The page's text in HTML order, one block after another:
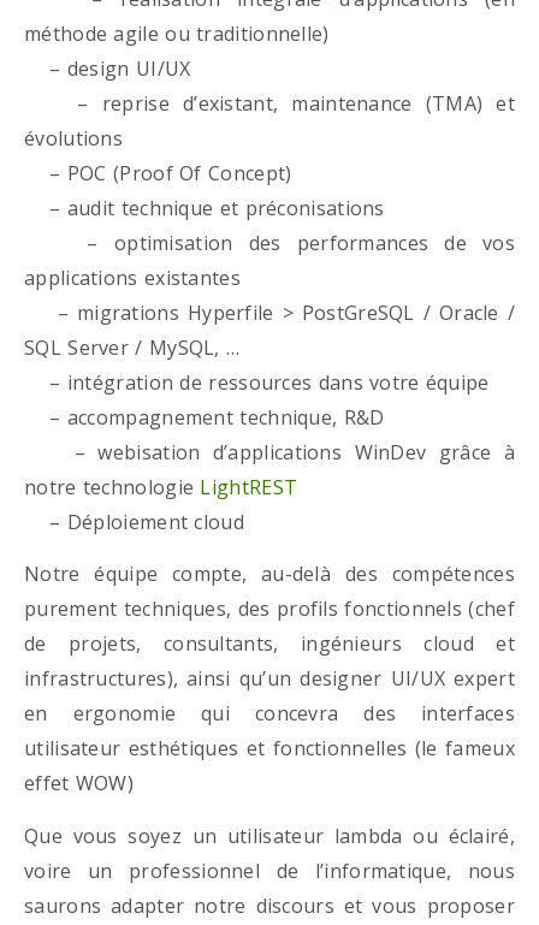
méthode agile ou traditionnelle)
– design UI/UX
– reprise d’existant, maintenance (TMA) et
évolutions
– POC (Proof Of Concept)
– audit technique et préconisations
– optimisation des performances de vos
applications existantes
– migrations Hyperfile > PostGreSQL / Oracle /
SQL Server / MySQL, …
– intégration de ressources dans votre équipe
– accompagnement technique, R&D
– webisation d’applications WinDev grâce à
notre technologie LightREST
– Déploiement cloud
Notre équipe compte, au-delà des compétences
purement techniques, des profils fonctionnels (chef
de projets, consultants, ingénieurs cloud et
infrastructures), ainsi qu’un designer UI/UX expert
en ergonomie qui concevra des interfaces
utilisateur esthétiques et fonctionnelles (le fameux
effet WOW)
Que vous soyez un utilisateur lambda ou éclairé,
voire un professionnel de l’informatique, nous
saurons adapter notre discours et vous proposer